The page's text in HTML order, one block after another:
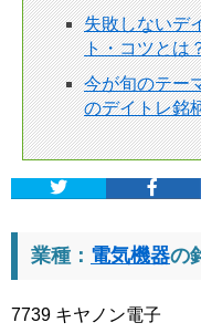
失敗しないデ
ト・コツとは
今が旬のテー
のデイトレ銘
業種： 電気機器の
7739 キヤノン電子